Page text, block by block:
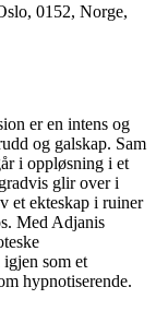
0152, Norge,
er en intens og
og galskap. Sam
i oppløsning i et
glir over i
et ekteskap i ruiner
Med Adjanis
som et
hypnotiserende.